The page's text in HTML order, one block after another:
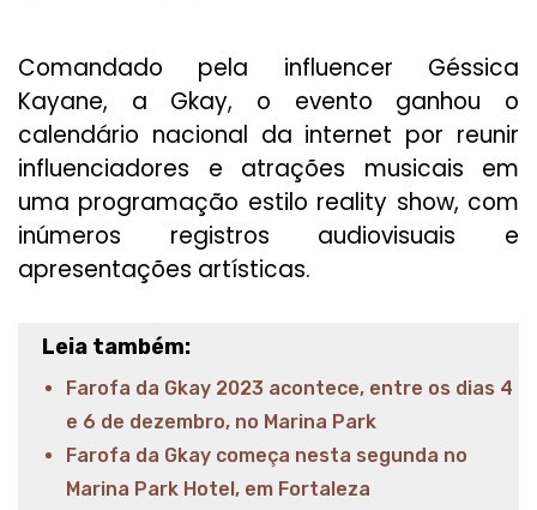
Comandado pela influencer Géssica
Kayane, a Gkay, o evento ganhou o
calendário nacional da internet por reunir
influenciadores e atrações musicais em
uma programação estilo reality show, com
inúmeros registros audiovisuais e
apresentações artísticas.
Leia também:
Farofa da Gkay 2023 acontece, entre os dias 4
e 6 de dezembro, no Marina Park
Farofa da Gkay começa nesta segunda no
Marina Park Hotel, em Fortaleza